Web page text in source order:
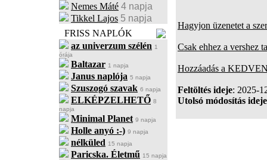
Nemes Máté 4 napja
Tikkel Lajos 5 napja
FRISS NAPLÓK
az univerzum szélén 1
órája
Baltazar 1 napja
Janus naplója 5 napja
Szuszogó szavak 6 napja
ELKÉPZELHETŐ 8
napja
Minimal Planet 9 napja
Holle anyó :-) 9 napja
nélküled 15 napja
Paricska. Életmű 15 napja
Hagyjon üzenetet a
Csak ehhez a vershez
Hozzáadás a
Feltöltés ideje: 2025-
Utolsó módosítás ideje